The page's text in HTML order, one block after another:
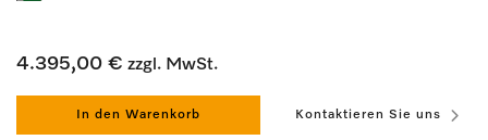
4.395,00 € zzgl. MwSt.
In den Warenkorb Kontaktieren Sie uns